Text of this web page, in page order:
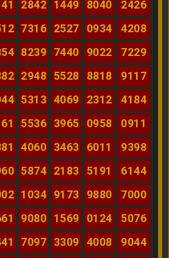
2842 1449 8040
2426
7316 2527 0934
4208
8239 7440 9022
7229
2948 5528 8818
9117
5313 4069 2312
4184
5536 3965 0958
0911
4060 3463 6011
9398
5874 2183 5191
6144
1034 9173 9880
7000
9080 1569 0124
5076
7097 3309 4008
9044